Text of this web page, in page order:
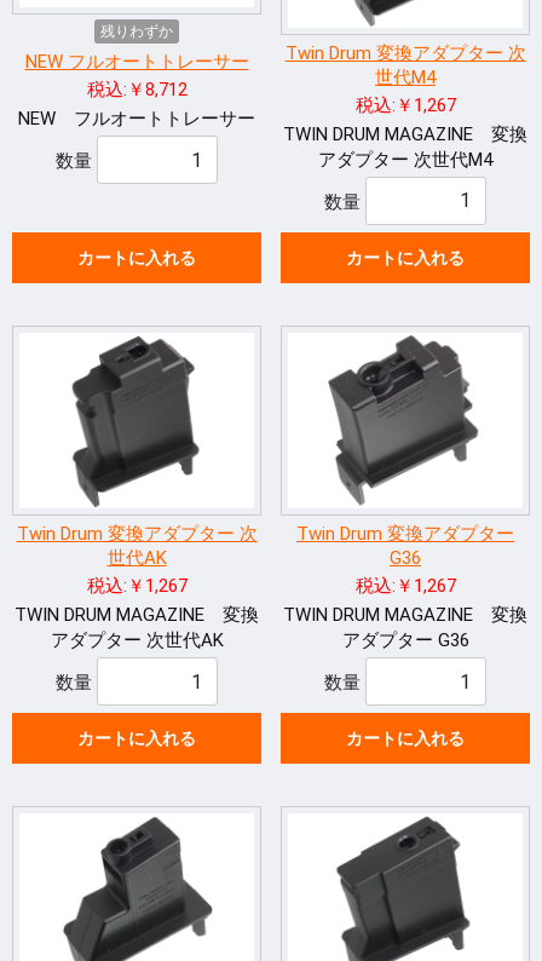
残りわずか
NEW フルオートトレーサー
税込:￥8,712
NEW フルオートトレーサー
数量
カートに入れる
Twin Drum 変換アダプター 次
世代M4
税込:￥1,267
TWIN DRUM MAGAZINE 変換
アダプター 次世代M4
数量
カートに入れる
Twin Drum 変換アダプター 次
世代AK
税込:￥1,267
TWIN DRUM MAGAZINE 変換
アダプター 次世代AK
数量
カートに入れる
Twin Drum 変換アダプター
G36
税込:￥1,267
TWIN DRUM MAGAZINE 変換
アダプター G36
数量
カートに入れる